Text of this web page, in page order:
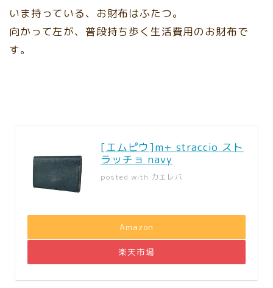
いま持っている、お財布はふたつ。
向かって左が、普段持ち歩く生活費用のお財布で
す。
[エムピウ]m+ straccio スト
ラッチョ navy
posted with カエレバ
Amazon
楽天市場